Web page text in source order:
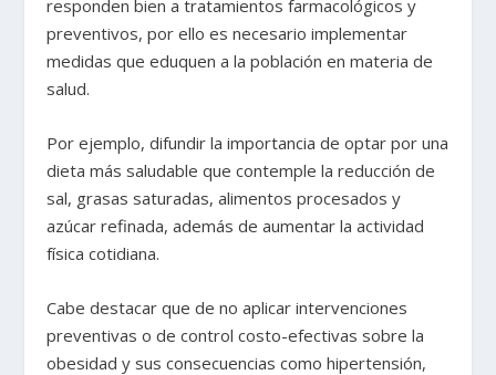
responden bien a tratamientos farmacológicos y
preventivos, por ello es necesario implementar
medidas que eduquen a la población en materia de
salud.
Por ejemplo, difundir la importancia de optar por una
dieta más saludable que contemple la reducción de
sal, grasas saturadas, alimentos procesados y
azúcar refinada, además de aumentar la actividad
física cotidiana.
Cabe destacar que de no aplicar intervenciones
preventivas o de control costo-efectivas sobre la
obesidad y sus consecuencias como hipertensión,